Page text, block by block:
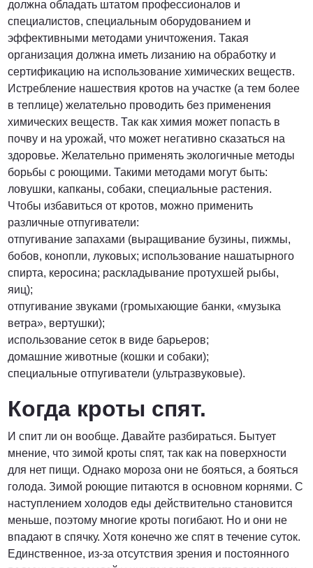
должна обладать штатом профессионалов и
специалистов, специальным оборудованием и
эффективными методами уничтожения. Такая
организация должна иметь лизанию на обработку и
сертификацию на использование химических веществ.
Истребление нашествия кротов на участке (а тем более
в теплице) желательно проводить без применения
химических веществ. Так как химия может попасть в
почву и на урожай, что может негативно сказаться на
здоровье. Желательно применять экологичные методы
борьбы с роющими. Такими методами могут быть:
ловушки, капканы, собаки, специальные растения.
Чтобы избавиться от кротов, можно применить
различные отпугиватели:
отпугивание запахами (выращивание бузины, пижмы,
бобов, конопли, луковых; использование нашатырного
спирта, керосина; раскладывание протухшей рыбы,
яиц);
отпугивание звуками (громыхающие банки, «музыка
ветра», вертушки);
использование сеток в виде барьеров;
домашние животные (кошки и собаки);
специальные отпугиватели (ультразвуковые).
Когда кроты спят.
И спит ли он вообще. Давайте разбираться. Бытует
мнение, что зимой кроты спят, так как на поверхности
для нет пищи. Однако мороза они не бояться, а бояться
голода. Зимой роющие питаются в основном корнями. С
наступлением холодов еды действительно становится
меньше, поэтому многие кроты погибают. Но и они не
впадают в спячку. Хотя конечно же спят в течение суток.
Единственное, из-за отсутствия зрения и постоянного